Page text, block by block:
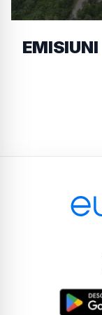
EMISIUNI